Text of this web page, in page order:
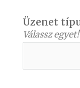
Üzenet
Válassz egyet!